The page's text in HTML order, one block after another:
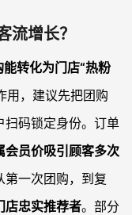
流增长？
转化为门店“热粉
用，建议先把团购
扫码锁定身份。订单
会员价吸引顾客多次
一次团购，到复
店忠实推荐者。部分